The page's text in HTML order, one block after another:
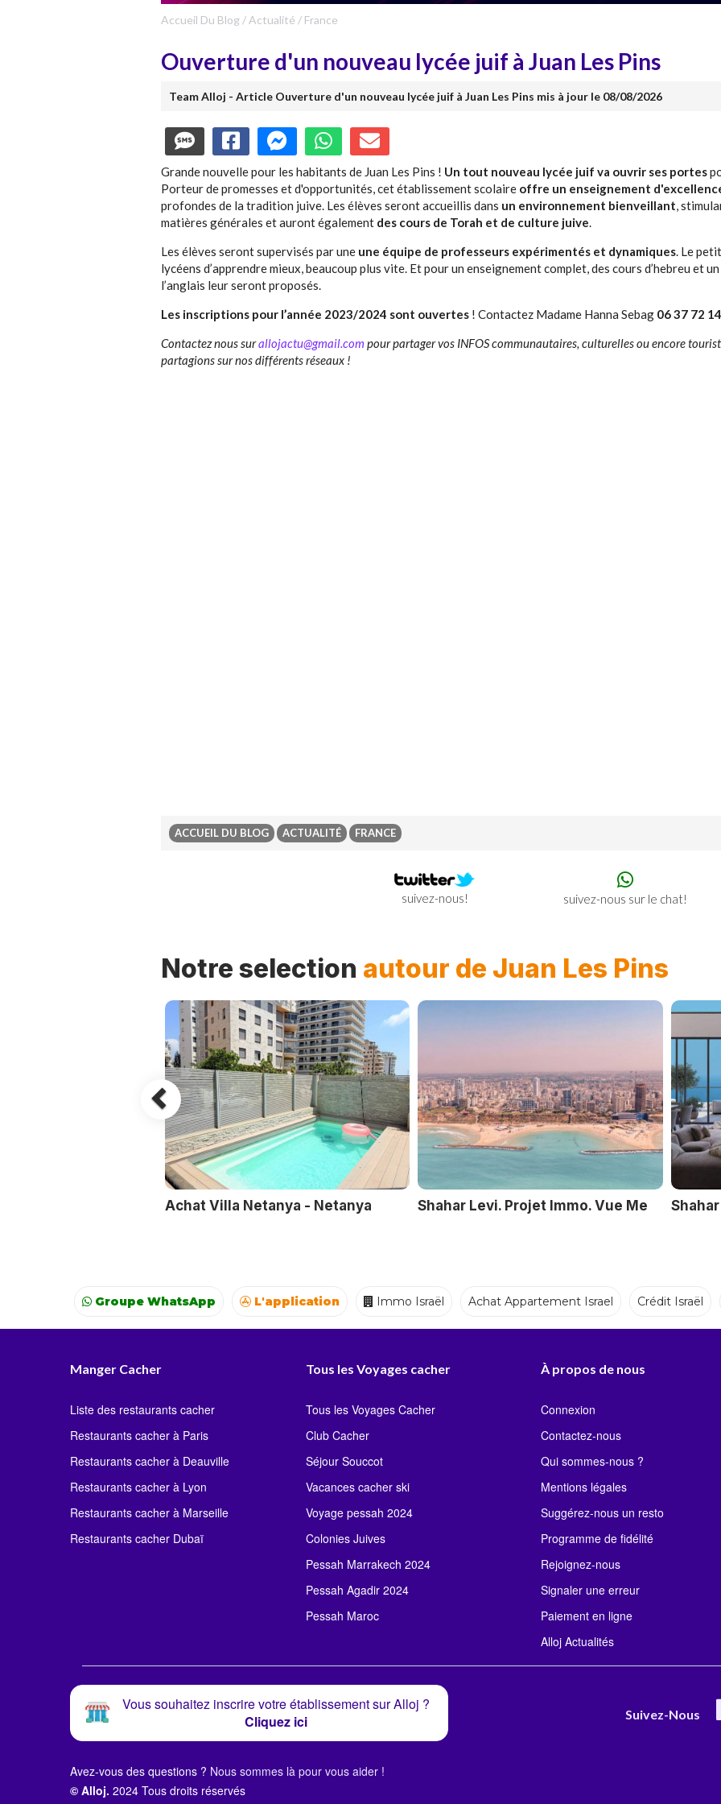
Accueil Du Blog/ Actualité / France
Ouverture d'un nouveau lycée juif à Juan Les Pins
Team Alloj - Article Ouverture d'un nouveau lycée juif à Juan Les Pins mis à jour le 08/08/2026
Grande nouvelle pour les habitants de Juan Les Pins ! Un tout nouveau lycée juif va ouvrir ses portes
Porteur de promesses et d'opportunités, cet établissement scolaire offre un enseignement
profondes de la tradition juive. Les élèves seront accueillis dans un environnement bienveillant,
matières générales et auront également des cours de Torah et de culture juive.
Les élèves seront supervisés par une une équipe de professeurs expérimentés et dynamiques. Le
lycéens d’apprendre mieux, beaucoup plus vite. Et pour un enseignement complet, des cours d’hebreu et
l’anglais leur seront proposés.
Les inscriptions pour l’année 2023/2024 sont ouvertes! Contactez Madame Hanna Sebag 06 37 72
Contactez nous surallojactu@gmail.com pour partager vos INFOS communautaires, culturelles ou encore
partagions sur nos différents réseaux !
ACCUEIL DU BLOG ACTUALITÉ FRANCE
suivez-nous! suivez-nous sur le chat!
Notre selection autour de Juan Les Pins
Achat Villa Netanya - Netanya Shahar Levi. Projet Immo. Vue Me
Groupe WhatsApp L'application Immo Israël Achat Appartement Israel Crédit Israël
Voyages Colonies Resto autour de moi Ecoles Crèches Traiteurs
Manger Cacher
Liste des restaurants cacher
Restaurants cacher à Paris
Restaurants cacher à Deauville
Restaurants cacher à Lyon
Restaurants cacher à Marseille
Restaurants cacher Dubaï
Tous les Voyages cacher
Tous les Voyages Cacher
Club Cacher
Séjour Souccot
Vacances cacher ski
Voyage pessah 2024
Colonies Juives
Pessah Marrakech 2024
Pessah Agadir 2024
Pessah Maroc
À propos de nous
Connexion
Contactez-nous
Qui sommes-nous ?
Mentions légales
Suggérez-nous un resto
Programme de fidélité
Rejoignez-nous
Signaler une erreur
Paiement en ligne
Alloj Actualités
Vous souhaitez inscrire votre établissement sur Alloj ?
Cliquez ici
Suivez-Nous
Avez-vous des questions ? Nous sommes là pour vous aider !
© Alloj. 2024 Tous droits réservés